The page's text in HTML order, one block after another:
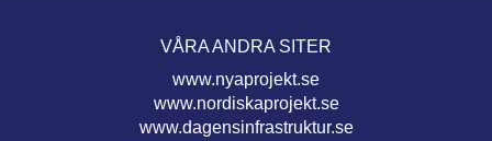
VÅRA ANDRA SITER
www.nyaprojekt.se
www.nordiskaprojekt.se
www.dagensinfrastruktur.se